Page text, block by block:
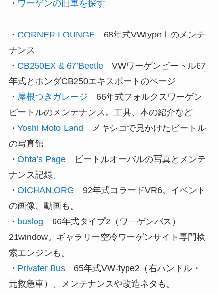
・ ワーゲンの旧車を探す
・ CORNER LOUNGE68年式VWtypeⅠのメンテ
ナンス
・ CB250EX & 67’BeetleVWワーゲンビートル67
年式とホンダCB250エキスポートのページ
・ 屋根つきガレージ 66年式フォルクスワーゲン
ビートルのメンテナンス。工具、本の紹介など
・ Yoshi-Moto-Land メキシコで見かけたビートル
の写真館
・ Ohta’s Pageビートルオーバルの写真とメンテ
ナンス記録。
・ OICHAN.ORG 92年式コラードVR6。イベント
の画像、動画も。
・ buslog 66年式タイプ2（ワーゲンバス）
21window。ギャラリー空冷ワーゲンサイト専門検
索エンジンも。
・ Privater Bus65年式VW-type2（右ハンドル・
元救急車）。メンテナンスや改造ネタも。